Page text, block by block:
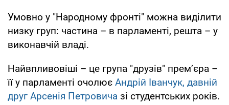
Умовно у "Народному фронті" можна виділити
низку груп: частина – в парламенті, решта – у
виконавчій владі.
Найвпливовіші – це група "друзів" прем’єра –
її у парламенті очолює Андрій Іванчук, давній
друг Арсенія Петровича зі студентських років.